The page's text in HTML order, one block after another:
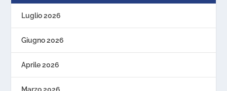
Luglio 2026
Giugno 2026
Aprile 2026